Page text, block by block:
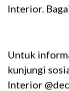
Interior.
Untuk
kunjungi
Interior